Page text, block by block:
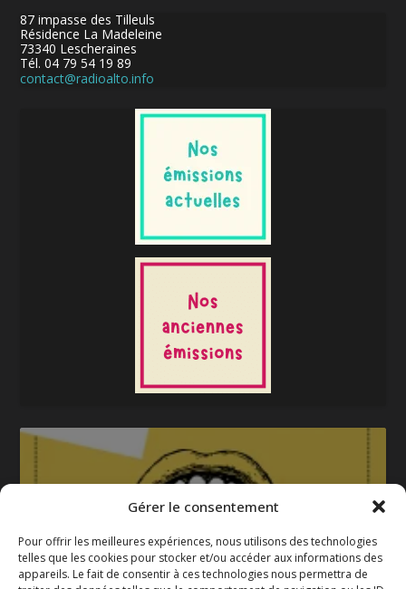
Gérer le consentement
Pour offrir les meilleures expériences, nous utilisons des technologies
telles que les cookies pour stocker et/ou accéder aux informations des
appareils. Le fait de consentir à ces technologies nous permettra de
87 impasse des Tilleuls
Résidence La Madeleine
73340 Lescheraines
Tél. 04 79 54 19 89
contact@radioalto.info